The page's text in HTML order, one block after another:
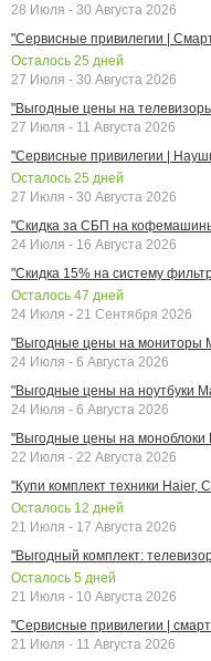
28 Июля - 30 Августа 2026
"Сервисные привилегии |
Осталось 25 дней
27 Июля - 30 Августа 2026
"Выгодные цены на
27 Июля - 11 Августа 2026
"Сервисные привилегии |
Осталось 25 дней
27 Июля - 30 Августа 2026
"Скидка за СБП на
24 Июля - 16 Августа 2026
"Скидка 15% на систему
Осталось 47 дней
24 Июля - 21 Сентября 2026
"Выгодные цены на мониторы
24 Июля - 6 Августа 2026
"Выгодные цены на ноутбуки
24 Июля - 6 Августа 2026
"Выгодные цены на моноблоки
22 Июля - 22 Августа 2026
"Купи комплект техники Haier,
Осталось 12 дней
21 Июля - 17 Августа 2026
"Выгодный комплект:
Осталось 5 дней
21 Июля - 10 Августа 2026
"Сервисные привилегии |
21 Июля - 11 Августа 2026